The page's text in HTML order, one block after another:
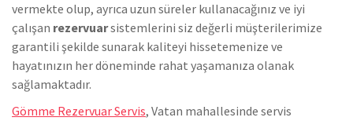
vermekte olup, ayrıca uzun süreler kullanacağınız ve iyi
çalışan rezervuarsistemlerini siz değerli müşterilerimize
garantili şekilde sunarak kaliteyi hissetemenize ve
hayatınızın her döneminde rahat yaşamanıza olanak
sağlamaktadır.
Gömme Rezervuar Servis, Vatan mahallesinde servis